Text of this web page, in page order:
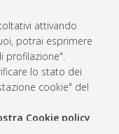
attivando
potrai esprimere
profilazione".
lo stato dei
cookie" del
Cookie policy